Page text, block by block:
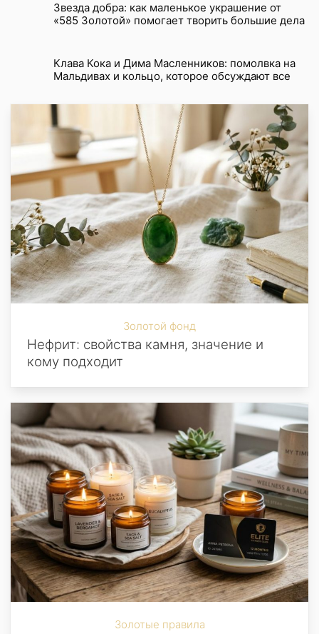
Звезда добра: как маленькое украшение от
«585 Золотой» помогает творить большие дела
Клава Кока и Дима Масленников: помолвка на
Мальдивах и кольцо, которое обсуждают все
Золотой фонд
Нефрит: свойства камня, значение и
кому подходит
Золотые правила